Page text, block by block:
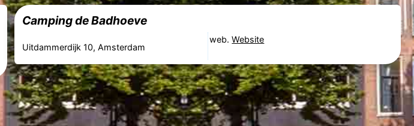
Camping de Badhoeve
Uitdammerdijk 10, Amsterdam
web.Website